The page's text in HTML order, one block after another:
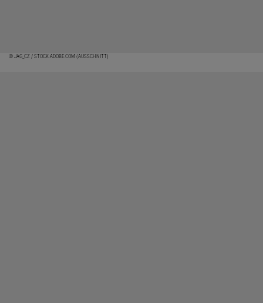
© JAG_CZ / STOCK.ADOBE.COM (AUSSCHNITT)